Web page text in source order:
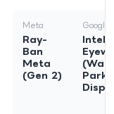
Meta
Ray-
Ban
Meta
(Gen 2)
Google